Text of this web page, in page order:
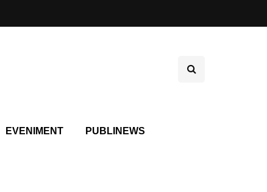
EVENIMENT PUBLINEWS